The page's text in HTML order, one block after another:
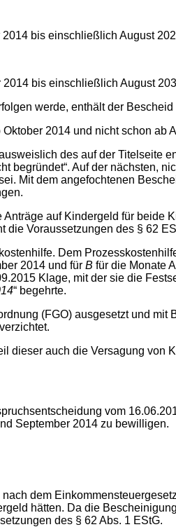
bis einschließlich August
bis einschließlich August
werde, enthält der Bescheid
2014 und nicht schon ab
des auf der Titelseite
Auf der nächsten,
Mit dem angefochtenen
auf Kindergeld für beide
Voraussetzungen des § 62
Dem
2014 und für B für die Monate
Klage, mit der sie die
“ begehrte.
(FGO) ausgesetzt und
auch die Versagung von
vom
September 2014 zu bewilligen.
dem
hätten. Da die
des § 62 Abs. 1 EStG.